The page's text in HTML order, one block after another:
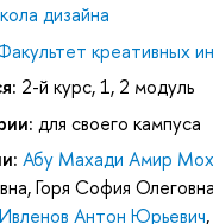
дизайна
креативных
2-й курс, 1, 2 модуль
для своего кампуса
Абу Махади Амир
,Горя София Олеговна
Ивленов Антон Юрьевич,